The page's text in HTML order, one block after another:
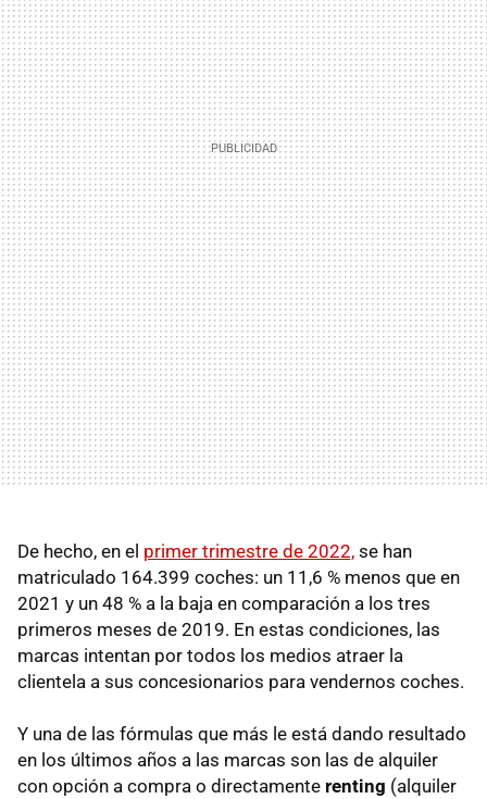
De hecho, en el primer trimestre de 2022, se han
matriculado 164.399 coches: un 11,6 % menos que en
2021 y un 48 % a la baja en comparación a los tres
primeros meses de 2019. En estas condiciones, las
marcas intentan por todos los medios atraer la
clientela a sus concesionarios para vendernos coches.
Y una de las fórmulas que más le está dando resultado
en los últimos años a las marcas son las de alquiler
con opción a compra o directamente renting (alquiler